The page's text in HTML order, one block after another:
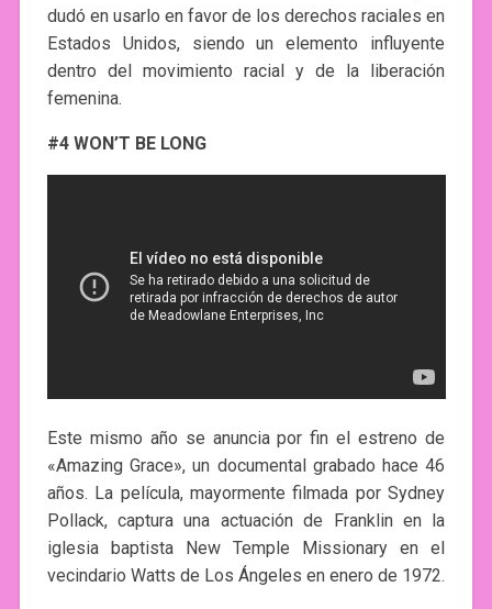
dudó en usarlo en favor de los derechos raciales en
Estados Unidos, siendo un elemento influyente
dentro del movimiento racial y de la liberación
femenina.
#4 WON’T BE LONG
Este mismo año se anuncia por fin el estreno de
«Amazing Grace», un documental grabado hace 46
años. La película, mayormente filmada por Sydney
Pollack, captura una actuación de Franklin en la
iglesia baptista New Temple Missionary en el
vecindario Watts de Los Ángeles en enero de 1972.